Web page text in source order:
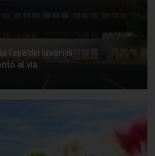
fase dei lavori di
al via